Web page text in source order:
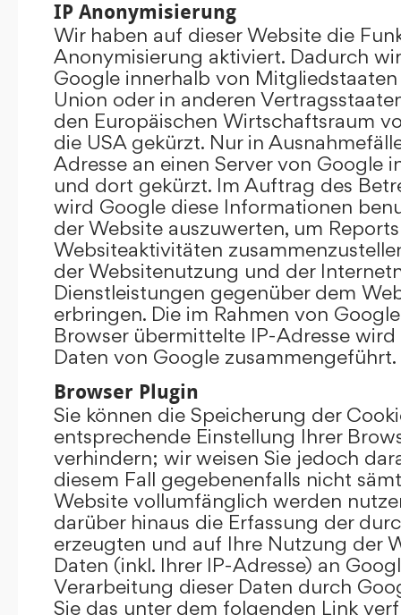
IP Anonymisierung
Wir haben auf dieser Website die
Anonymisierung aktiviert. Dadurch
Google innerhalb von
Union oder in anderen
den Europäischen Wirtschaftsraum
die USA gekürzt. Nur in
Adresse an einen Server von Google
und dort gekürzt. Im Auftrag des
wird Google diese Informationen
der Website auszuwerten, um
Websiteaktivitäten
der Websitenutzung und der
Dienstleistungen gegenüber dem
erbringen. Die im Rahmen von
Browser übermittelte IP-Adresse
Daten von Google zusammengeführt.
Browser Plugin
Sie können die Speicherung der
entsprechende Einstellung Ihrer
verhindern; wir weisen Sie jedoch
diesem Fall gegebenenfalls nicht
Website vollumfänglich werden
darüber hinaus die Erfassung der
erzeugten und auf Ihre Nutzung der
Daten (inkl. Ihrer IP-Adresse) an
Verarbeitung dieser Daten durch
Sie das unter dem folgenden Link